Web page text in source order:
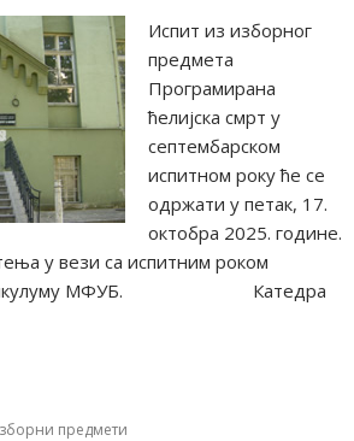
Испит из изборног
предмета
Програмирана
ћелијска смрт у
септембарском
испитном року ће се
одржати у петак, 17.
октобра 2025. године.
у вези са испитним роком
ретикулуму МФУБ. Катедра
предмети